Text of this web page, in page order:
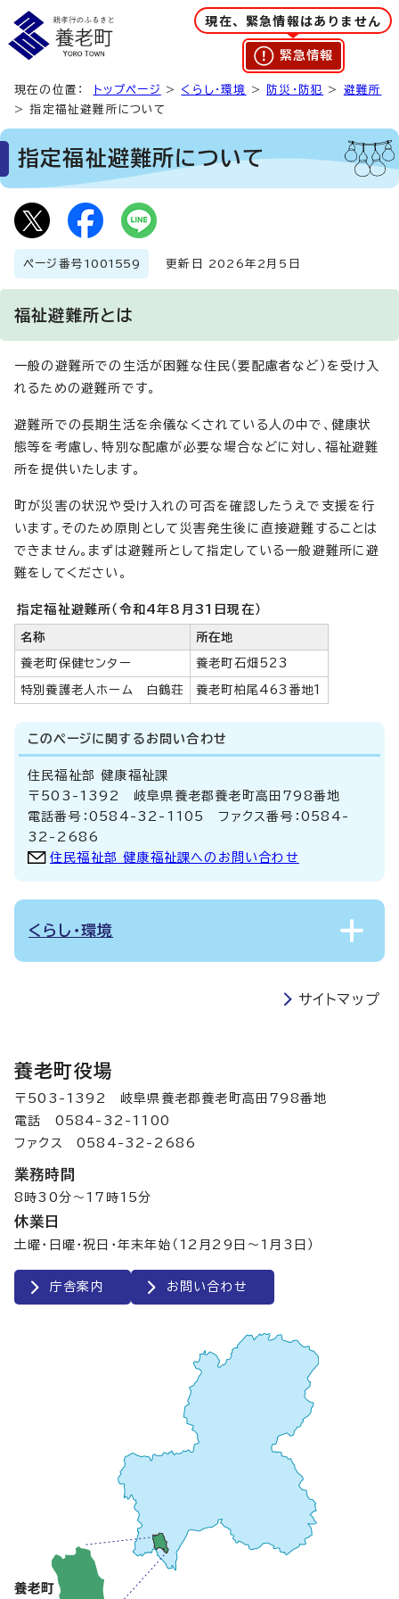
現在、緊急情報はありません
緊急情報
現在の位置： トップページ > くらし・環境 > 防災・防犯 > 避難所
> 指定福祉避難所について
指定福祉避難所について
ページ番号 1001559 更新日 2026年2月5日
福祉避難所とは
一般の避難所での生活が困難な住民（要配慮者など）を受け入
れるための避難所です。
避難所での長期生活を余儀なくされている人の中で、健康状
態等を考慮し、特別な配慮が必要な場合などに対し、福祉避難
所を提供いたします。
町が災害の状況や受け入れの可否を確認したうえで支援を行
います。そのため原則として災害発生後に直接避難することは
できません。まずは避難所として指定している一般避難所に避
難をしてください。
指定福祉避難所（令和4年8月31日現在）
名称 所在地
養老町保健センター 養老町石畑523
特別養護老人ホーム 白鶴荘 養老町柏尾463番地1
このページに関する お問い合わせ
住民福祉部 健康福祉課
〒503-1392 岐阜県養老郡養老町高田798番地
電話番号：0584-32-1105 ファクス番号：0584-
32-2686
住民福祉部 健康福祉課へのお問い合わせ
くらし・環境
サイトマップ
養老町役場
〒503-1392 岐阜県養老郡養老町高田798番地
電話 0584-32-1100
ファクス 0584-32-2686
業務時間
8時30分～17時15分
休業日
土曜・日曜・祝日・年末年始（12月29日～1月3日）
庁舎案内 お問い合わせ